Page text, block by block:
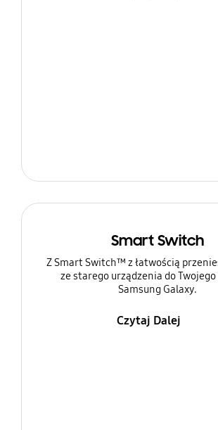
Smart Switch
Z Smart Switch™ z łatwością
ze starego urządzenia do
Samsung Galaxy.
Czytaj Dalej